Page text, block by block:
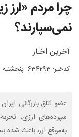
چرا مردم «ارز
نمی‌سپارند؟
آخرین اخبار
کدخبر: 634293 پنجشنبه 21 خرداد 1405
عضو اتاق بازرگانی
سپرده‌های ارزی،
به‌موقع ارز، باعث شده